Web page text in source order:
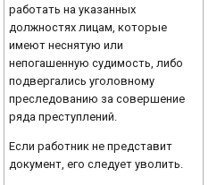
работать на указанных
должностях лицам, которые
имеют неснятую или
непогашенную судимость, либо
подвергались уголовному
преследованию за совершение
ряда преступлений.
Если работник не представит
документ, его следует уволить.